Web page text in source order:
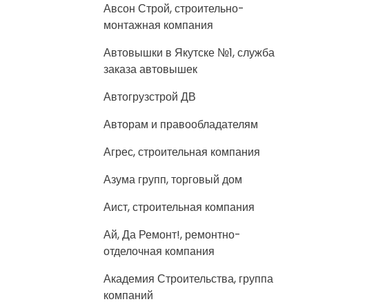
Авсон Строй, строительно-
монтажная компания
Автовышки в Якутске №1, служба
заказа автовышек
Автогрузстрой ДВ
Авторам и правообладателям
Агрес, строительная компания
Азума групп, торговый дом
Аист, строительная компания
Ай, Да Ремонт!, ремонтно-
отделочная компания
Академия Строительства, группа
компаний